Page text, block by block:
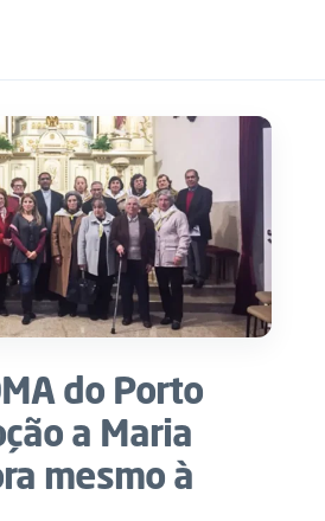
do Porto
a Maria
mesmo à
no site